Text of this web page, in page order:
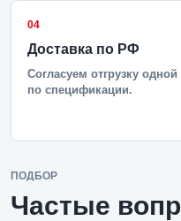
04
Доставка по РФ
Согласуем отгрузку
по спецификации.
ПОДБОР
Частые